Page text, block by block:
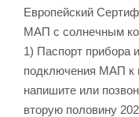
Европейский
МАП с солнечным
1) Паспорт прибора
подключения МАП к
напишите или
вторую половину